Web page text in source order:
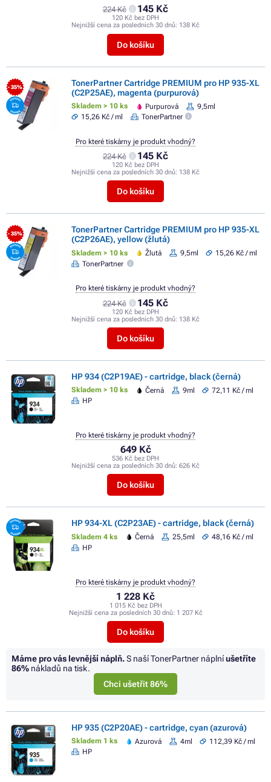
224 Kč 145 Kč
120 Kč bez DPH
Nejnižší cena za posledních 30 dnů: 138 Kč
Do košíku
- 35%
TonerPartner Cartridge PREMIUM pro HP 935-XL
(C2P25AE), magenta (purpurová)
Skladem > 10 ks Purpurová
9,5ml
15,26 Kč / ml
TonerPartner
224 Kč 145 Kč
120 Kč bez DPH
Nejnižší cena za posledních 30 dnů: 138 Kč
Do košíku
Pro které tiskárny je produkt vhodný?
- 35%
TonerPartner Cartridge PREMIUM pro HP 935-XL
(C2P26AE), yellow (žlutá)
Skladem > 10 ks Žlutá 9,5ml
15,26 Kč / ml
TonerPartner
224 Kč 145 Kč
120 Kč bez DPH
Nejnižší cena za posledních 30 dnů: 138 Kč
Do košíku
Pro které tiskárny je produkt vhodný?
HP 934 (C2P19AE) - cartridge, black (černá)
Skladem > 10 ks Černá 9ml
72,11 Kč / ml
HP
649 Kč
536 Kč bez DPH
Nejnižší cena za posledních 30 dnů: 626 Kč
Do košíku
Pro které tiskárny je produkt vhodný?
HP 934-XL (C2P23AE) - cartridge, black (černá)
Skladem 4 ks Černá 25,5ml
48,16 Kč / ml
HP
1 228 Kč
1 015 Kč bez DPH
Nejnižší cena za posledních 30 dnů: 1 207 Kč
Do košíku
Pro které tiskárny je produkt vhodný?
Máme pro vás levnější náplň.S naší TonerPartner náplníušetříte
86% nákladů na tisk.
Chci ušetřit 86%
HP 935 (C2P20AE) - cartridge, cyan (azurová)
Skladem 1 ks Azurová 4ml
112,39 Kč / ml
HP